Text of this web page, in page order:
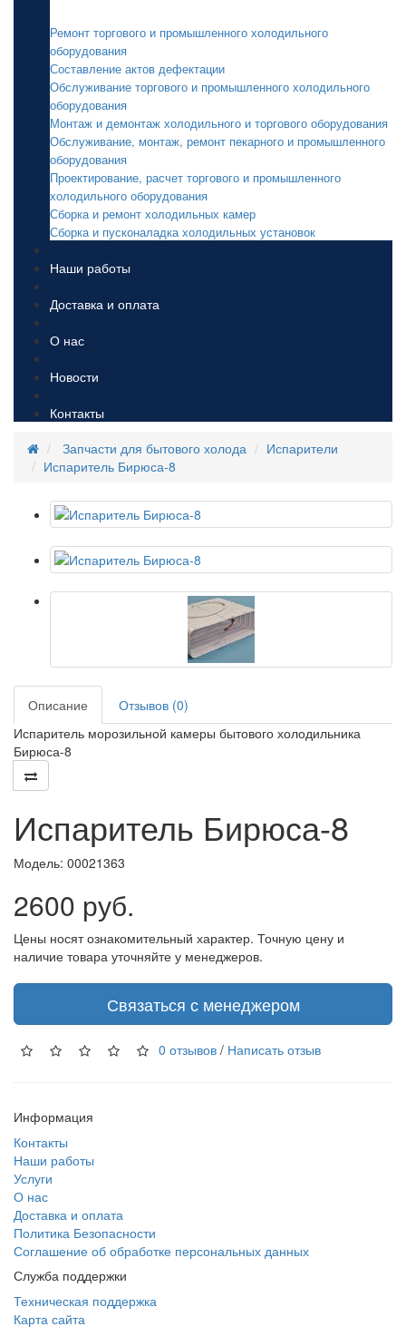
Ремонт торгового и промышленного холодильного
оборудования
Составление актов дефектации
Обслуживание торгового и промышленного холодильного
оборудования
Монтаж и демонтаж холодильного и торгового оборудования
Обслуживание, монтаж, ремонт пекарного и промышленного
оборудования
Проектирование, расчет торгового и промышленного
холодильного оборудования
Сборка и ремонт холодильных камер
Сборка и пусконаладка холодильных установок
Наши работы
Доставка и оплата
О нас
Новости
Контакты
Запчасти для бытового холода
Испарители
Испаритель Бирюса-8
Описание
Отзывов (0)
Испаритель морозильной камеры бытового холодильника
Бирюса-8
Испаритель Бирюса-8
Модель: 00021363
2600 руб.
Цены носят ознакомительный характер. Точную цену и
наличие товара уточняйте у менеджеров.
Связаться с менеджером
0 отзывов / Написать отзыв
Информация
Контакты
Наши работы
Услуги
О нас
Доставка и оплата
Политика Безопасности
Соглашение об обработке персональных данных
Служба поддержки
Техническая поддержка
Карта сайта